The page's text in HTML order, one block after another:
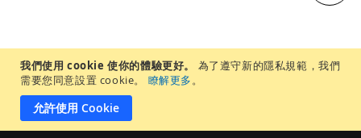
我們使用 cookie 使你的體驗更好。
為了遵守新的隱私規範，我們
需要您同意設置 cookie。
瞭解更多。
允許使用 Cookie